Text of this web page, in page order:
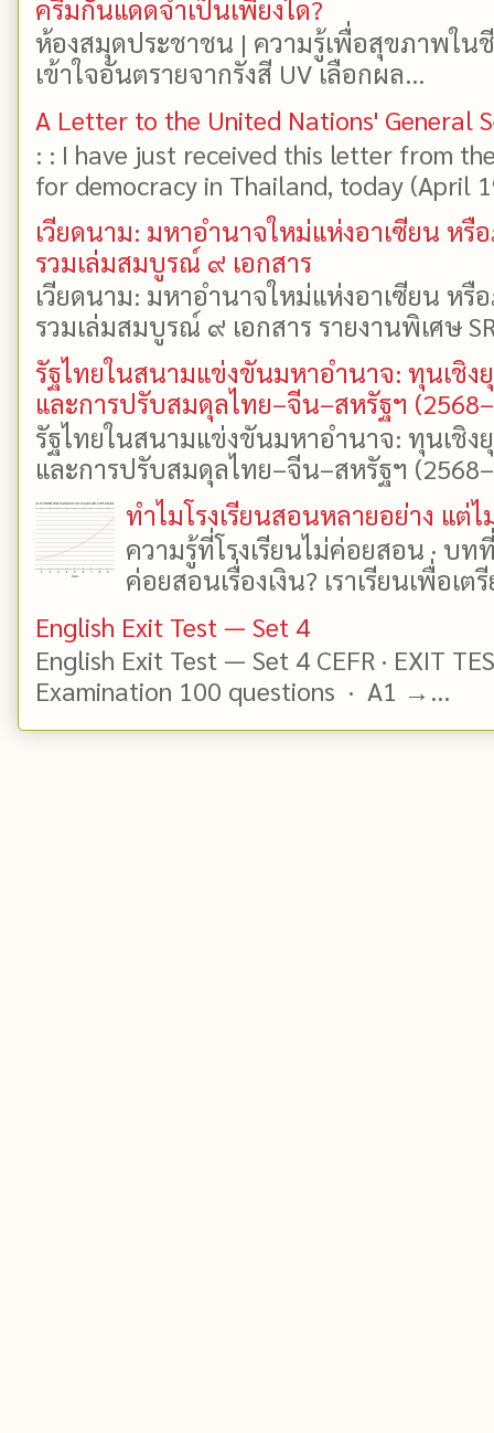
ครีมกันแดดจำเป็นเพียงใด?
ห้องสมุดประชาชน | ความรู้เพื่อสุขภาพใน
เข้าใจอันตรายจากรังสี UV เลือกผล...
A Letter to the United Nations' General
: : I have just received this letter from
for democracy in Thailand, today (April
เวียดนาม: มหาอำนาจใหม่แห่งอาเซียน ห
รวมเล่มสมบูรณ์ ๙ เอกสาร
เวียดนาม: มหาอำนาจใหม่แห่งอาเซียน ห
รวมเล่มสมบูรณ์ ๙ เอกสาร รายงานพิเศษ
รัฐไทยในสนามแข่งขันมหาอำนาจ: ทุนเชิง
และการปรับสมดุลไทย–จีน–สหรัฐฯ
รัฐไทยในสนามแข่งขันมหาอำนาจ: ทุนเชิง
และการปรับสมดุลไทย–จีน–สหรัฐฯ
ทำไมโรงเรียนสอนหลายอย่าง แต่ไ
ความรู้ที่โรงเรียนไม่ค่อยสอน · บ
ค่อยสอนเรื่องเงิน? เราเรียนเพื่อเต
English Exit Test — Set 4
English Exit Test — Set 4 CEFR · EXIT
Examination 100 questions · A1 →...